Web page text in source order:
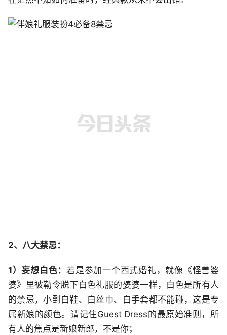
2、八大禁忌：
1）妄想白色：若是参加一个西式婚礼，就像《怪兽婆
婆》里被勒令脱下白色礼服的婆婆一样，白色是所有人
的禁忌，小到白鞋、白丝巾、白手套都不能碰，这是专
属新娘的颜色。请记住Guest Dress的最原始准则，所
有人的焦点是新娘新郎，不是你；